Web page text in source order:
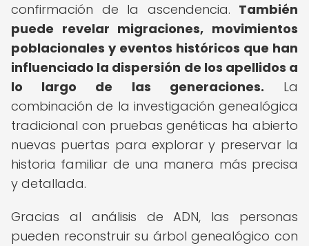
confirmación de la ascendencia. También
puede revelar migraciones, movimientos
poblacionales y eventos históricos que han
influenciado la dispersión de los apellidos a
lo largo de las generaciones. La
combinación de la investigación genealógica
tradicional con pruebas genéticas ha abierto
nuevas puertas para explorar y preservar la
historia familiar de una manera más precisa
y detallada.
Gracias al análisis de ADN, las personas
pueden reconstruir su árbol genealógico con